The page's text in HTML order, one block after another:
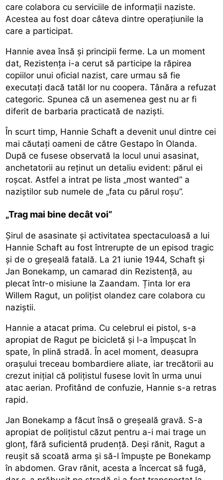
care colabora cu serviciile de informații naziste.
Acestea au fost doar câteva dintre operațiunile la
care a participat.
Hannie avea însă și principii ferme. La un moment
dat, Rezistența i-a cerut să participe la răpirea
copiilor unui oficial nazist, care urmau să fie
executați dacă tatăl lor nu coopera. Tânăra a refuzat
categoric. Spunea că un asemenea gest nu ar fi
diferit de barbaria practicată de naziști.
În scurt timp, Hannie Schaft a devenit unul dintre cei
mai căutați oameni de către Gestapo în Olanda.
După ce fusese observată la locul unui asasinat,
anchetatorii au reținut un detaliu evident: părul ei
roșcat. Astfel a intrat pe lista „most wanted” a
naziștilor sub numele de „fata cu părul roșu”.
„Trag mai bine decât voi”
Șirul de asasinate și activitatea spectaculoasă a lui
Hannie Schaft au fost întrerupte de un episod tragic
și de o greșeală fatală. La 21 iunie 1944, Schaft și
Jan Bonekamp, un camarad din Rezistență, au
plecat într-o misiune la Zaandam. Ținta lor era
Willem Ragut, un polițist olandez care colabora cu
naziștii.
Hannie a atacat prima. Cu celebrul ei pistol, s-a
apropiat de Ragut pe bicicletă și l-a împușcat în
spate, în plină stradă. În acel moment, deasupra
orașului treceau bombardiere aliate, iar trecătorii au
crezut inițial că polițistul fusese lovit în urma unui
atac aerian. Profitând de confuzie, Hannie s-a retras
rapid.
Jan Bonekamp a făcut însă o greșeală gravă. S-a
apropiat de polițistul căzut pentru a-i mai trage un
glonț, fără suficientă prudență. Deși rănit, Ragut a
reușit să scoată arma și să-l împuște pe Bonekamp
în abdomen. Grav rănit, acesta a încercat să fugă,